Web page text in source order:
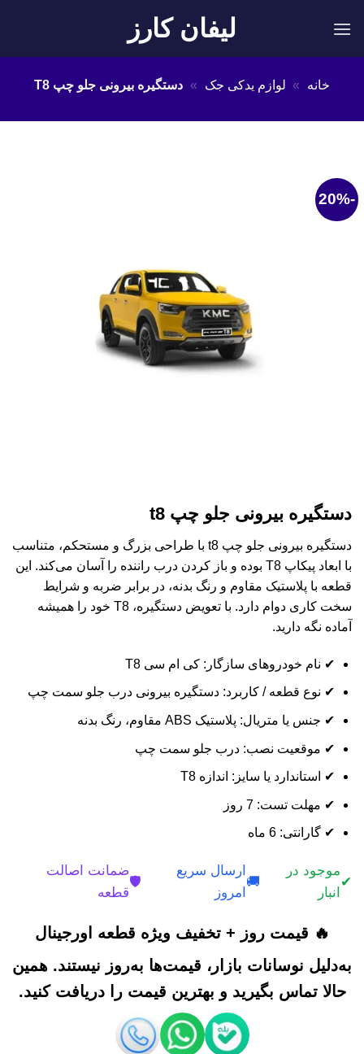
لیفان کارز
خانه » لوازم یدکی جک » دستگیره بیرونی جلو چپ T8
-20%
دستگیره بیرونی جلو چپ t8
دستگیره بیرونی جلو چپ t8 با طراحی بزرگ و مستحکم، متناسب
با ابعاد پیکاپ T8 بوده و باز کردن درب راننده را آسان می‌کند. این
قطعه با پلاستیک مقاوم و رنگ بدنه، در برابر ضربه و شرایط
سخت کاری دوام دارد. با تعویض دستگیره، T8 خود را همیشه
آماده نگه دارید.
✔ نام خودروهای سازگار: کی ام سی T8
✔ نوع قطعه / کاربرد: دستگیره بیرونی درب جلو سمت چپ
✔ جنس یا متریال: پلاستیک ABS مقاوم، رنگ بدنه
✔ موقعیت نصب: درب جلو سمت چپ
✔ استاندارد یا سایز: اندازه T8
✔ مهلت تست: 7 روز
✔ گارانتی: 6 ماه
✔
موجود در
انبار
🚚
ارسال سریع
امروز
🛡️
ضمانت اصالت
قطعه
🔥 قیمت روز + تخفیف ویژه قطعه اورجینال
به‌دلیل نوسانات بازار، قیمت‌ها به‌روز نیستند. همین
حالا تماس بگیرید و بهترین قیمت را دریافت کنید.